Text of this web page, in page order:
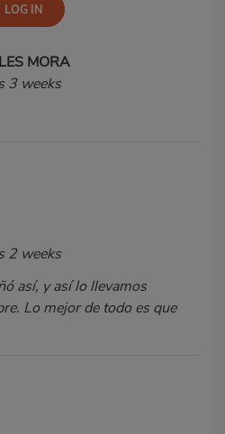
MORA
3 weeks
2 weeks
así, y así lo llevamos
Lo mejor de todo es que